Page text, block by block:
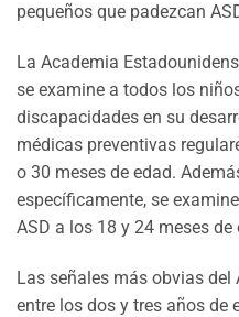
pequeños que padezcan
La Academia
se examine a todos los
discapacidades en su
médicas preventivas
o 30 meses de edad.
específicamente, se
ASD a los 18 y 24 meses de
Las señales más obvias
entre los dos y tres años de